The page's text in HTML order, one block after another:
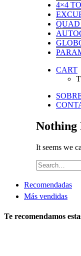
4×4
QUAD
CART
Nothing
It seems we
Recomendadas
Más vendidas
Te recomendamos